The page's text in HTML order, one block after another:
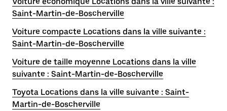
Saint-Martin-de-Boscherville
Voiture compacte Locations dans la ville suivante :
Saint-Martin-de-Boscherville
Voiture de taille moyenne Locations dans la ville
suivante : Saint-Martin-de-Boscherville
Toyota Locations dans la ville suivante : Saint-
Martin-de-Boscherville